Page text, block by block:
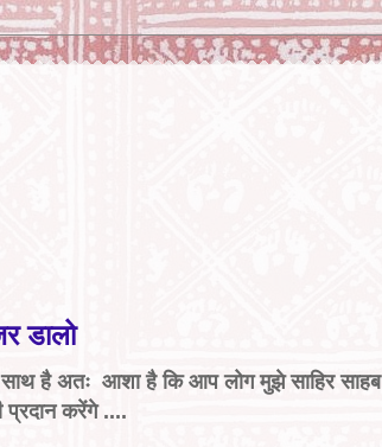
डालो
साथ है अतः आशा है कि आप लोग मुझे साहिर साहब
करेंगे ....